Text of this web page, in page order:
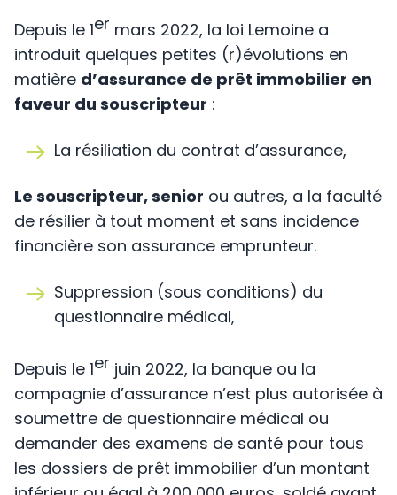
Depuis le 1er mars 2022, la loi Lemoine a
introduit quelques petites (r)évolutions en
matière d’assurance de prêt immobilier en
faveur du souscripteur :
La résiliation du contrat d’assurance,
Le souscripteur, senior ou autres, a la faculté
de résilier à tout moment et sans incidence
financière son assurance emprunteur.
Suppression (sous conditions) du
questionnaire médical,
Depuis le 1er juin 2022, la banque ou la
compagnie d’assurance n’est plus autorisée à
soumettre de questionnaire médical ou
demander des examens de santé pour tous
les dossiers de prêt immobilier d’un montant